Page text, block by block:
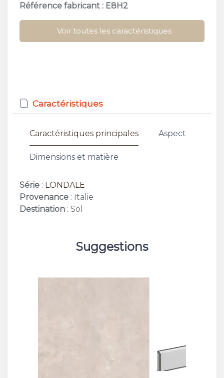
Référence fabricant : E8H2
Voir toutes les caractéristiques
Caractéristiques
Caractéristiques principales Aspect
Dimensions et matière
Série : LONDALE
Provenance : Italie
Destination : Sol
Suggestions